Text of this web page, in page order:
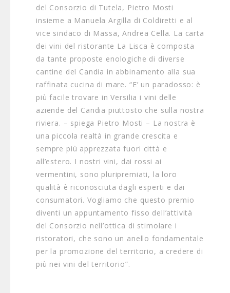
del Consorzio di Tutela, Pietro Mosti
insieme a Manuela Argilla di Coldiretti e al
vice sindaco di Massa, Andrea Cella. La carta
dei vini del ristorante La Lisca è composta
da tante proposte enologiche di diverse
cantine del Candia in abbinamento alla sua
raffinata cucina di mare. “E’ un paradosso: è
più facile trovare in Versilia i vini delle
aziende del Candia piuttosto che sulla nostra
riviera. – spiega Pietro Mosti – La nostra è
una piccola realtà in grande crescita e
sempre più apprezzata fuori città e
all’estero. I nostri vini, dai rossi ai
vermentini, sono pluripremiati, la loro
qualità è riconosciuta dagli esperti e dai
consumatori. Vogliamo che questo premio
diventi un appuntamento fisso dell’attività
del Consorzio nell’ottica di stimolare i
ristoratori, che sono un anello fondamentale
per la promozione del territorio, a credere di
più nei vini del territorio”.